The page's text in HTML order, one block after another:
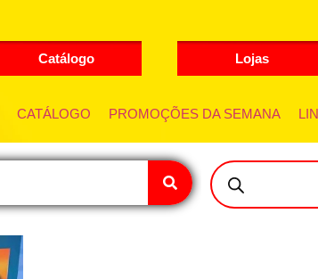
Catálogo Lojas
CATÁLOGO PROMOÇÕES DA SEMANA